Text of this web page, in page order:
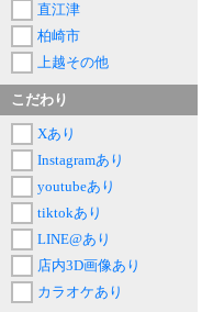
直江津
柏崎市
上越その他
こだわり
Xあり
Instagramあり
youtubeあり
tiktokあり
LINE@あり
店内3D画像あり
カラオケあり